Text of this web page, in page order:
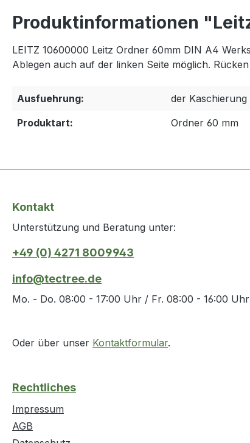
Produktinformationen
LEITZ 10600000 Leitz Ordner 60mm DIN A4
Ablegen auch auf der linken Seite möglich.
Ausfuehrung:
der Kaschierung
Produktart:
Ordner 60 mm
Kontakt
Unterstützung und Beratung unter:
+49 (0) 4271 8009943
info@tectree.de
Mo. - Do. 08:00 - 17:00 Uhr / Fr. 08:00 - 16:00 Uhr
Oder über unser Kontaktformular.
Rechtliches
Impressum
AGB